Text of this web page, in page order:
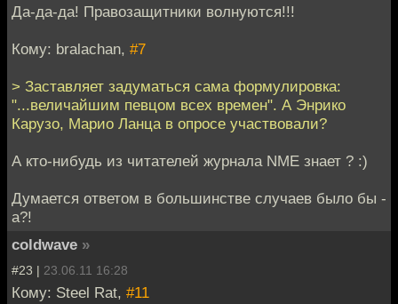
Да-да-да! Правозащитники волнуются!!!
Кому: bralachan, #7
> Заставляет задуматься сама формулировка:
"...величайшим певцом всех времен". А Энрико
Карузо, Марио Ланца в опросе участвовали?
А кто-нибудь из читателей журнала NME знает ? :)
Думается ответом в большинстве случаев было бы -
а?!
coldwave »
#23 | 23.06.11 16:28
Кому: Steel Rat, #11